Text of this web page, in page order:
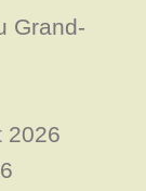
Grand-
2026